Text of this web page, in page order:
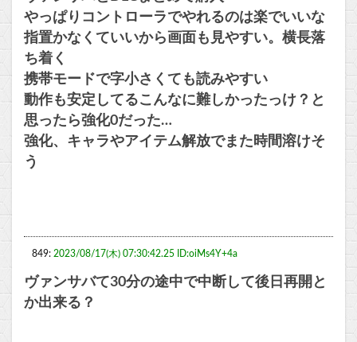
やっぱりコントローラでやれるのは楽でいいな
指置かなくていいから画面も見やすい。横長落
ち着く
携帯モードで字小さくても読みやすい
動作も安定してるこんなに難しかったっけ？と
思ったら強化0だった…
強化、キャラやアイテム解放でまた時間溶けそ
う
849: 2023/08/17(木) 07:30:42.25 ID:oiMs4Y+4a
ヴァンサバて30分の途中で中断して後日再開と
か出来る？